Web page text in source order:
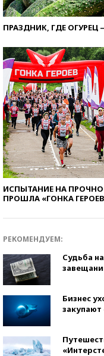
ПРАЗДНИК, ГДЕ
ИСПЫТАНИЕ НА
ПРОШЛА «ГОНКА
РЕКОМЕНДУЕМ:
Судьба
Бизнес